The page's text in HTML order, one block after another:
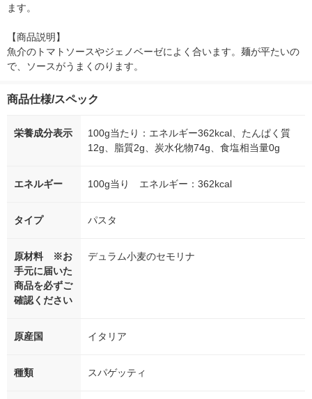
ます。
【商品説明】
魚介のトマトソースやジェノベーゼによく合います。麺が平たいの
で、ソースがうまくのります。
商品仕様/スペック
栄養成分表示
100g当たり：エネルギー362kcal、たんぱく質
12g、脂質2g、炭水化物74g、食塩相当量0g
エネルギー 100g当り エネルギー：362kcal
タイプ パスタ
原材料 ※お
手元に届いた
商品を必ずご
確認ください
デュラム小麦のセモリナ
原産国 イタリア
種類 スパゲッティ